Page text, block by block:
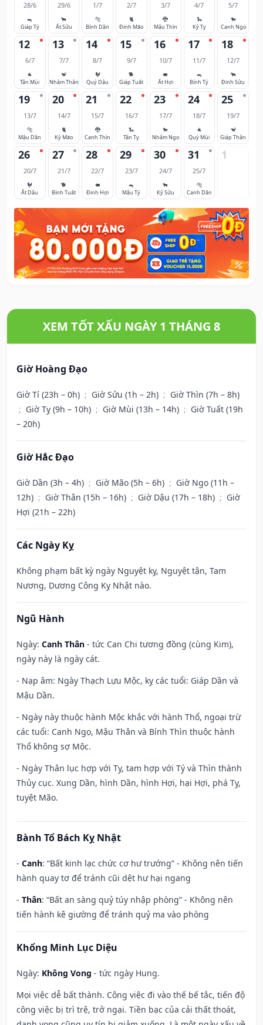
28/6
🐀
Giáp Tý
29/6
🐂
Ất Sửu
1/7
🐅
Bính Dần
2/7
🐈
Đinh Mão
3/7
🐉
Mậu Thìn
4/7
🐍
Kỷ Tỵ
5/7
🐎
Canh Ngọ
12
6/7
🐐
Tân Mùi
13
7/7
🐒
Nhâm Thân
14
8/7
🐓
Quý Dậu
15
9/7
🐕
Giáp Tuất
16
10/7
🐖
Ất Hợi
17
11/7
🐀
Bính Tý
18
12/7
🐂
Đinh Sửu
19
13/7
🐅
Mậu Dần
20
14/7
🐈
Kỷ Mão
21
15/7
🐉
Canh Thìn
22
16/7
🐍
Tân Tỵ
23
17/7
🐎
Nhâm Ngọ
24
18/7
🐐
Quý Mùi
25
19/7
🐒
Giáp Thân
26
20/7
🐓
Ất Dậu
27
21/7
🐕
Bính Tuất
28
22/7
🐖
Đinh Hợi
29
23/7
🐀
Mậu Tý
30
24/7
🐂
Kỷ Sửu
31
25/7
🐅
Canh Dần
1
XEM TỐT XẤU NGÀY 1 THÁNG 8
Giờ Hoàng Đạo
Giờ Tí (23h – 0h) ; Giờ Sửu (1h – 2h) ; Giờ Thìn (7h – 8h)
; Giờ Tỵ (9h – 10h) ; Giờ Mùi (13h – 14h) ; Giờ Tuất (19h
– 20h)
Giờ Hắc Đạo
Giờ Dần (3h – 4h) ; Giờ Mão (5h – 6h) ; Giờ Ngọ (11h –
12h) ; Giờ Thân (15h – 16h) ; Giờ Dậu (17h – 18h) ; Giờ
Hợi (21h – 22h)
Các Ngày Kỵ
Không phạm bất kỳ ngày Nguyệt kỵ, Nguyệt tận, Tam
Nương, Dương Công Kỵ Nhật nào.
Ngũ Hành
Ngày: Canh Thân - tức Can Chi tương đồng (cùng Kim),
ngày này là ngày cát.
- Nạp âm: Ngày Thạch Lựu Mộc, kỵ các tuổi: Giáp Dần và
Mậu Dần.
- Ngày này thuộc hành Mộc khắc với hành Thổ, ngoại trừ
các tuổi: Canh Ngọ, Mậu Thân và Bính Thìn thuộc hành
Thổ không sợ Mộc.
- Ngày Thân lục hợp với Tỵ, tam hợp với Tý và Thìn thành
Thủy cục. Xung Dần, hình Dần, hình Hợi, hại Hợi, phá Tỵ,
tuyệt Mão.
Bành Tổ Bách Kỵ Nhật
- Canh: “Bất kinh lạc chức cơ hư trướng” - Không nên tiến
hành quay tơ để tránh cũi dệt hư hại ngang
- Thân: “Bất an sàng quỷ túy nhập phòng” - Không nên
tiến hành kê giường để tránh quỷ ma vào phòng
Khổng Minh Lục Diệu
Ngày: Không Vong - tức ngày Hung.
Mọi việc dễ bất thành. Công việc đi vào thế bế tắc, tiến độ
công việc bị trì trệ, trở ngại. Tiền bạc của cải thất thoát,